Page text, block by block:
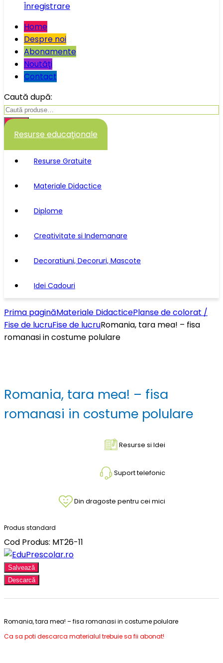
Înregistrare
Home
Despre noi
Abonamente
Noutăţi
Contact
Caută după:
Caută
Resurse educaţionale
Resurse Gratuite
Materiale Didactice
Diplome
Creativitate si Indemanare
Decoratiuni, Decoruri, Mascote
Idei Cadouri
Prima paginăMateriale DidacticePlanse de colorat /
Fise de lucruFise de lucruRomania, tara mea! – fisa
romanasi in costume polulare
Romania, tara mea! – fisa
romanasi in costume polulare
Resurse si Idei
Suport telefonic
Din dragoste pentru cei mici
Produs standard
Cod Produs: MT26-11
Salvează
Descarcă
Romania, tara mea! – fisa romanasi in costume polulare
Ca sa poti descarca materialul trebuie sa fii abonat!